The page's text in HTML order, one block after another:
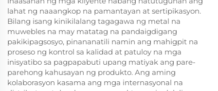
lahat ng naaangkop na pamantayan at sertipikasyon.
Bilang isang kinikilalang tagagawa ng metal na
muwebles na may matatag na pandaigdigang
pakikipagsosyo, pinananatili namin ang mahigpit na
proseso ng kontrol sa kalidad at patuloy na mga
inisyatibo sa pagpapabuti upang matiyak ang pare-
parehong kahusayan ng produkto. Ang aming
kolaborasyon kasama ang mga internasyonal na